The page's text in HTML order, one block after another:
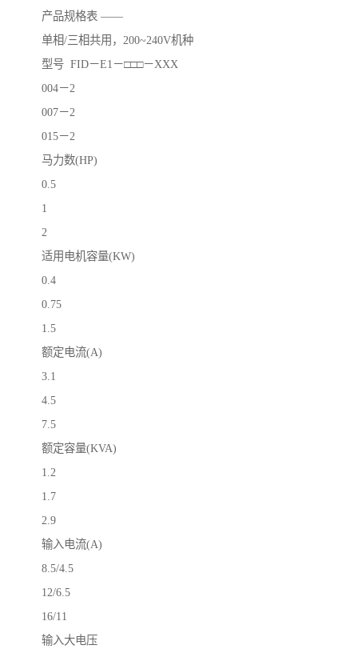
产品规格表 ——
单相/三相共用，200~240V机种
型号 FID－E1－□□□－XXX
004－2
007－2
015－2
马力数(HP)
0.5
1
2
适用电机容量(KW)
0.4
0.75
1.5
额定电流(A)
3.1
4.5
7.5
额定容量(KVA)
1.2
1.7
2.9
输入电流(A)
8.5/4.5
12/6.5
16/11
输入大电压